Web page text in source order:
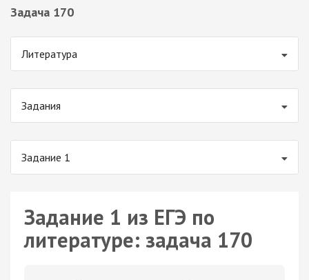
Задача 170
Литература
Задания
Задание 1
Задание 1 из ЕГЭ по
литературе: задача 170